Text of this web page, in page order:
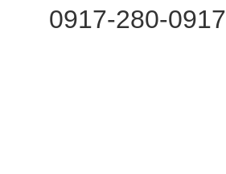
0917-280-